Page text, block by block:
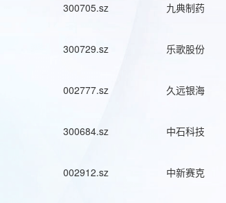
300705.sz 九典制药
300729.sz 乐歌股份
002777.sz 久远银海
300684.sz 中石科技
002912.sz 中新赛克